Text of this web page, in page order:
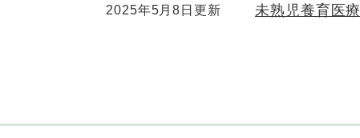
2025年5月8日更新 未熟児養育医療